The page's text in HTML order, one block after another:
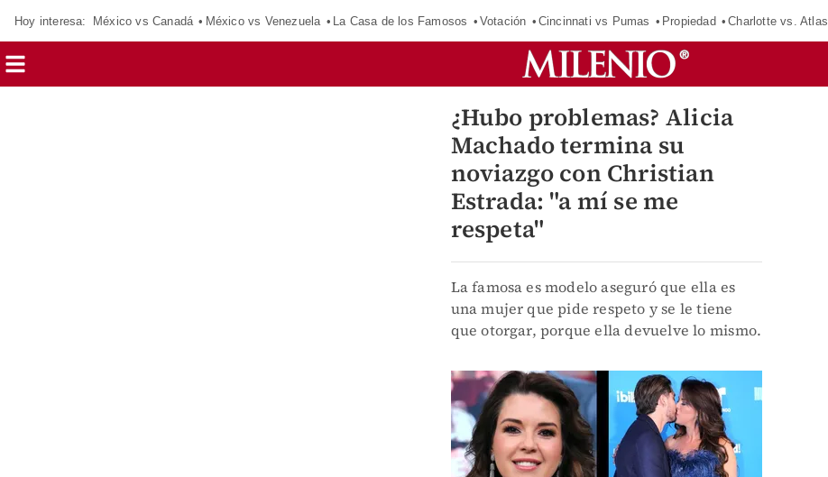
Hoy interesa: México vs Canadá México vs Venezuela La Casa de los Famosos Votación Cincinnati vs Pumas Propiedad Charlotte vs. Atlas
¿Hubo problemas? Alicia
Machado termina su
noviazgo con Christian
Estrada: "a mí se me
respeta"
La famosa es modelo aseguró que ella es
una mujer que pide respeto y se le tiene
que otorgar, porque ella devuelve lo mismo.